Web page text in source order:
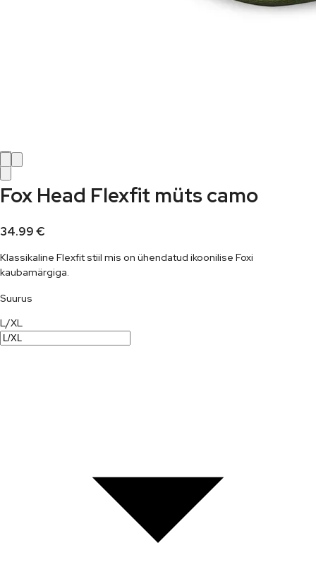
Fox Head Flexfit müts camo
34.99€
Klassikaline Flexfit stiil mis on ühendatud ikoonilise Foxi
kaubamärgiga.
Suurus
L/XL